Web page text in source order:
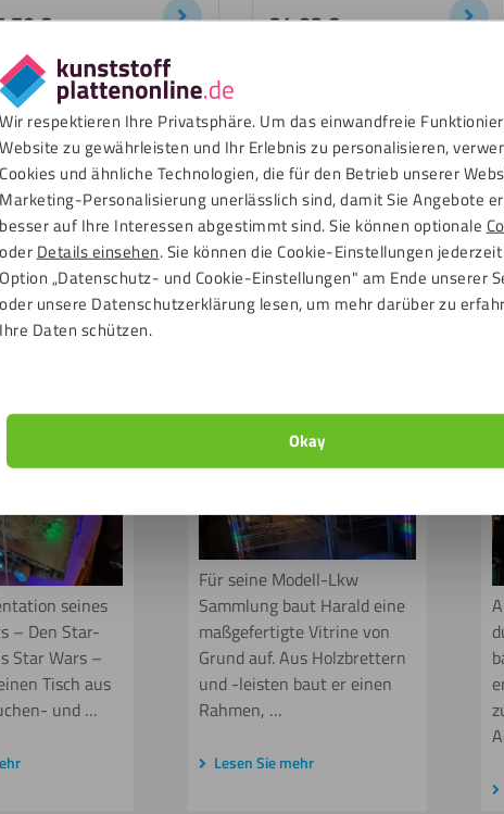
Wir respektieren Ihre Privatsphäre. Um das einwandfreie
Website zu gewährleisten und Ihr Erlebnis zu personalisieren,
Cookies und ähnliche Technologien, die für den Betrieb unserer
Marketing-Personalisierung unerlässlich sind, damit Sie Angebote
besser auf Ihre Interessen abgestimmt sind. Sie können optionale
oderDetails einsehen. Sie können die Cookie-Einstellungen
Option „Datenschutz- und Cookie-Einstellungen" am Ende unserer
oder unsere Datenschutzerklärung lesen, um mehr darüber zu
Ihre Daten schützen.
Okay
€ Inkl. MwSt. 34,83€ Inkl. MwSt.
aus
Lego-
seines
– Den Star-
Star Wars –
Tisch aus
und …
Für seine Modell-Lkw
Sammlung baut Harald eine
maßgefertigte Vitrine von
Grund auf. Aus Holzbrettern
und -leisten baut er einen
Rahmen, …
Lesen Sie mehr